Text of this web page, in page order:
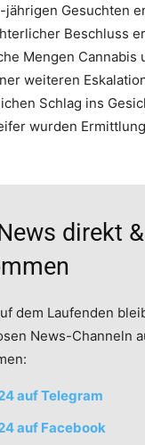
jährigen Gesuchten
Beschluss
Mengen Cannabis
weiteren
Schlag ins
wurden
direkt
dem Laufenden
News-Channeln
auf Telegram
auf Facebook